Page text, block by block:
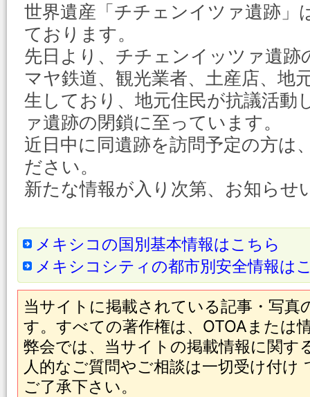
世界遺産「チチェンイツァ遺跡」
ております。
先日より、チチェンイッツァ遺
マヤ鉄道、観光業者、土産店、地
生しており、地元住民が抗議活動
ァ遺跡の閉鎖に至っています。
近日中に同遺跡を訪問予定の方は
ださい。
新たな情報が入り次第、お知らせ
メキシコの国別基本情報はこちら
メキシコシティの都市別安全情報は
当サイトに掲載されている記事・写真
す。すべての著作権は、OTOAまたは
弊会では、当サイトの掲載情報に関す
人的なご質問やご相談は一切受け付
ご了承下さい。